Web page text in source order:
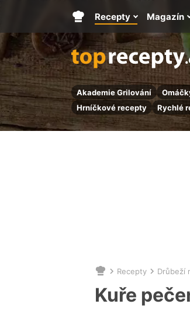
Akademie Grilování
Hrníčkové recepty
Rychlé
Hlavní
stránka
Recepty Magazín
Nacházíte
se
zde:
Recepty Drůbeží
Kuře